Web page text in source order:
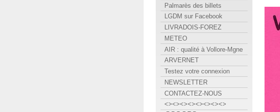
Palmarès des billets
LGDM sur Facebook
LIVRADOIS-FOREZ
METEO
AIR : qualité à Vollore-Mgne
ARVERNET
Testez votre connexion
NEWSLETTER
CONTACTEZ-NOUS
<><><><><><><><>